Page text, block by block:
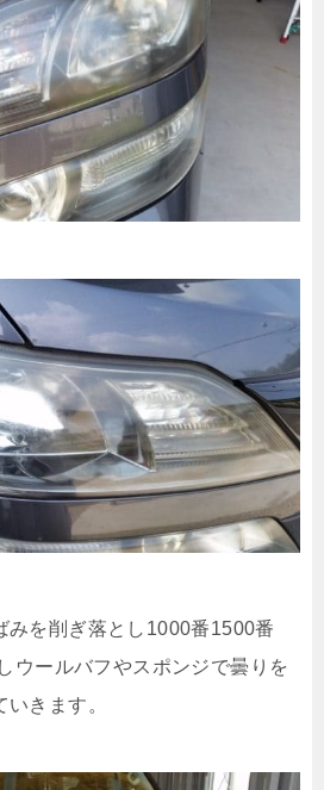
みを削ぎ落とし1000番1500番
ウールバフやスポンジで曇りを
きます。